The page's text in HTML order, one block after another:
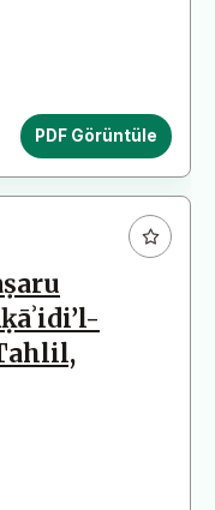
PDF Görüntüle